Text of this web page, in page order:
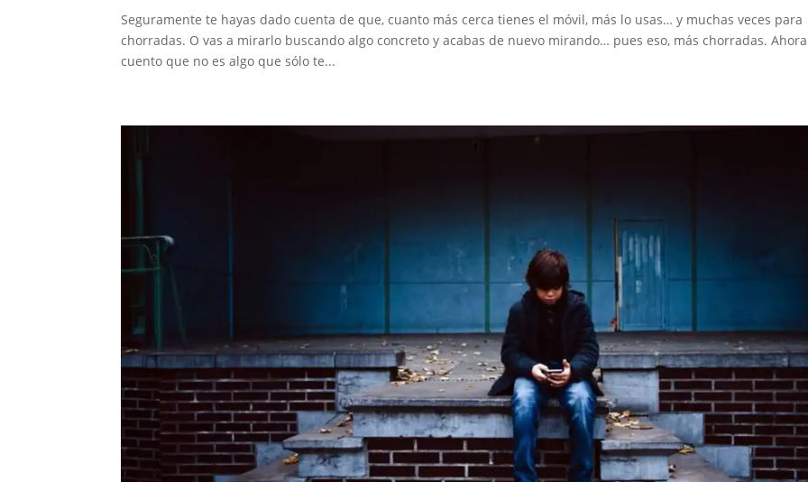
Seguramente te hayas dado cuenta de que, cuanto más cerca tienes el móvil, más lo usas… y muchas veces para
chorradas. O vas a mirarlo buscando algo concreto y acabas de nuevo mirando… pues eso, más chorradas.
cuento que no es algo que sólo te...